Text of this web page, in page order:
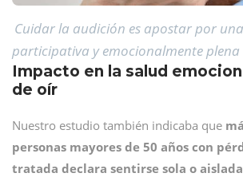
Cuidar la audición es apostar por
participativa y emocionalmente plena
Impacto en la salud
de oír
Nuestro estudio también indicaba que
personas mayores de 50 años con
tratada declara sentirse sola o